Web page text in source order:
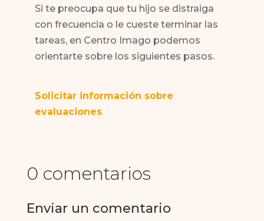
Si te preocupa que tu hijo se distraiga
con frecuencia o le cueste terminar las
tareas, en Centro Imago podemos
orientarte sobre los siguientes pasos.
Solicitar información sobre
evaluaciones
0 comentarios
Enviar un comentario